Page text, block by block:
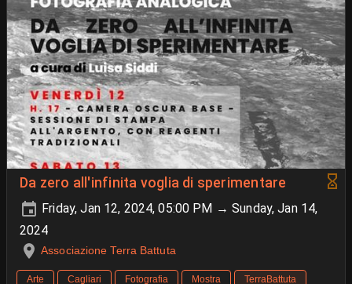
Da zero all'infinita voglia di sperimentare
Friday, Jan 12, 2024, 05:00 PM → Sunday, Jan 14,
2024
Associazione Terra Battuta
Arte Cagliari Fotografia Mostra TerraBattuta